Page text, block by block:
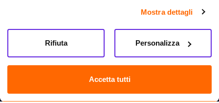
informazioni che hai fornito loro o che hanno raccolto dal
tuo utilizzo dei loro servizi.
Mostra dettagli
Accetta tutti
Personalizza
Rifiuta
Farma.it S.a.s. P. IVA 07417261216 REA: NA-884088
CREDITS
Sede legale Via delle Repubbliche Marinare 128, 80147 Napoli